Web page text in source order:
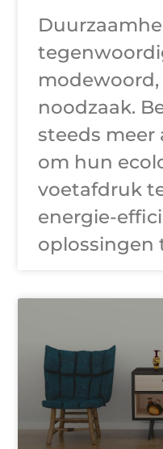
modewoord,
noodzaak.
steeds meer
om hun
voetafdruk
energie-
oplossingen